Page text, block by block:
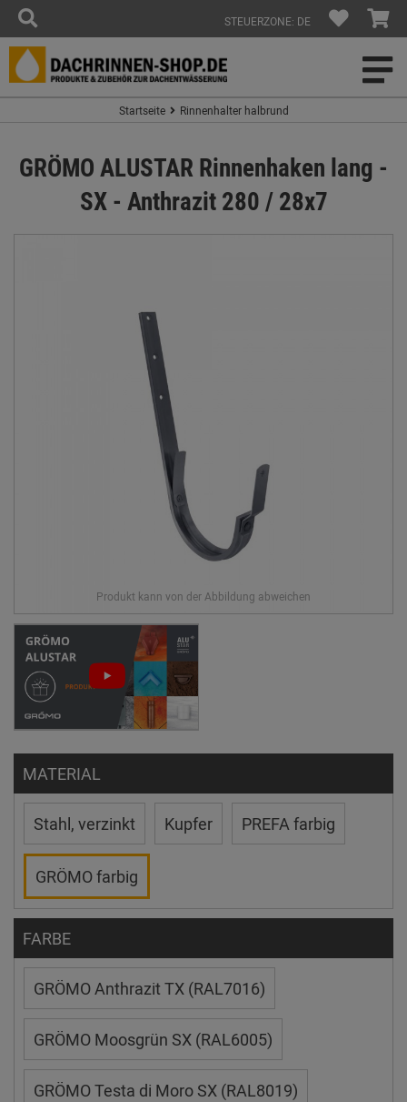
STEUERZONE: DE
Startseite Rinnenhalter halbrund
GRÖMO ALUSTAR Rinnenhaken lang -
SX - Anthrazit 280 / 28x7
MATERIAL
Stahl, verzinkt Kupfer PREFA farbig
GRÖMO farbig
FARBE
GRÖMO Anthrazit TX (RAL7016)
GRÖMO Moosgrün SX (RAL6005)
GRÖMO Testa di Moro SX (RAL8019)